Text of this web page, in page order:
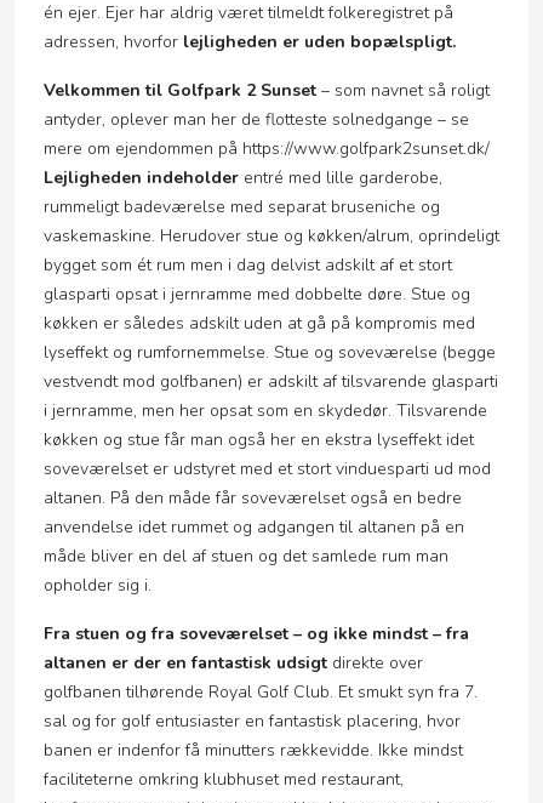
én ejer. Ejer har aldrig været tilmeldt folkeregistret på
adressen, hvorfor lejligheden er uden bopælspligt.
Velkommen til Golfpark 2 Sunset – som navnet så roligt
antyder, oplever man her de flotteste solnedgange – se
mere om ejendommen på https://www.golfpark2sunset.dk/
Lejligheden indeholder entré med lille garderobe,
rummeligt badeværelse med separat bruseniche og
vaskemaskine. Herudover stue og køkken/alrum, oprindeligt
bygget som ét rum men i dag delvist adskilt af et stort
glasparti opsat i jernramme med dobbelte døre. Stue og
køkken er således adskilt uden at gå på kompromis med
lyseffekt og rumfornemmelse. Stue og soveværelse (begge
vestvendt mod golfbanen) er adskilt af tilsvarende glasparti
i jernramme, men her opsat som en skydedør. Tilsvarende
køkken og stue får man også her en ekstra lyseffekt idet
soveværelset er udstyret med et stort vinduesparti ud mod
altanen. På den måde får soveværelset også en bedre
anvendelse idet rummet og adgangen til altanen på en
måde bliver en del af stuen og det samlede rum man
opholder sig i.
Fra stuen og fra soveværelset – og ikke mindst – fra
altanen er der en fantastisk udsigt direkte over
golfbanen tilhørende Royal Golf Club. Et smukt syn fra 7.
sal og for golf entusiaster en fantastisk placering, hvor
banen er indenfor få minutters rækkevidde. Ikke mindst
faciliteterne omkring klubhuset med restaurant,